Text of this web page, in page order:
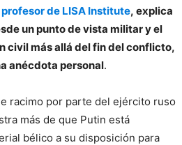
profesor de LISA Institute,explica
un punto de vista militar y el
civil más allá del fin del conflicto,
anécdota personal.
racimo por parte del ejército ruso
más de que Putin está
bélico a su disposición para